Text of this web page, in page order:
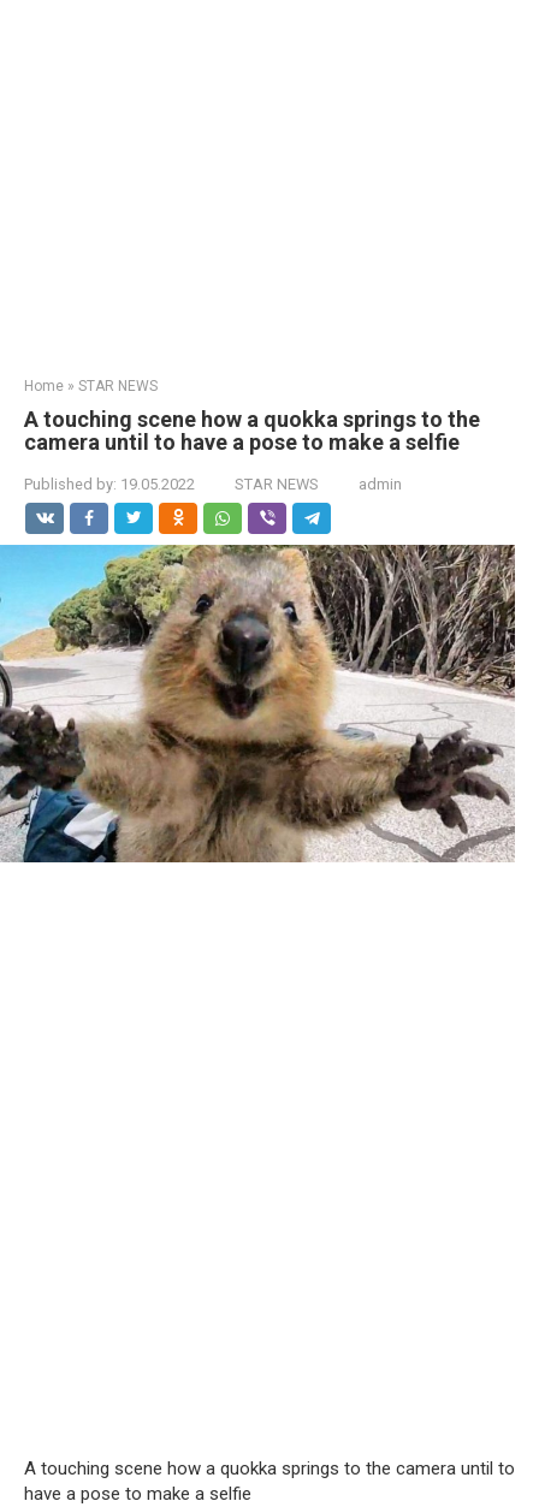
Home » STAR NEWS
A touching scene how a quokka springs to the
camera until to have a pose to make a selfie
Published by: 19.05.2022 STAR NEWS admin
A touching scene how a quokka springs to the camera until to
have a pose to make a selfie